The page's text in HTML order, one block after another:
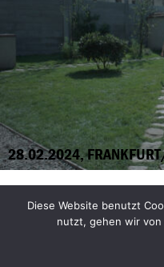
28.02.2024,
FEMINISM
Film und Gespräch
Diese Website benutzt
nutzt, gehen wir von